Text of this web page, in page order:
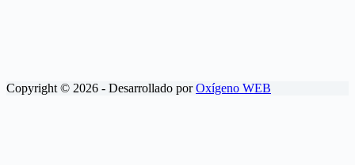
Copyright © 2026 - Desarrollado porOxígeno WEB